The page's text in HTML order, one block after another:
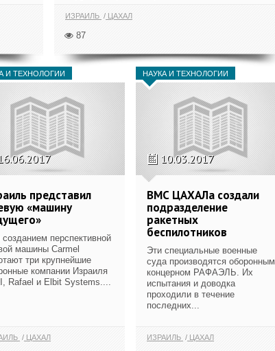
ИЗРАИЛЬ ЦАХАЛ
87
И ТЕХНОЛОГИИ
представил
«машину
перспективной
машины Carmel
три крупнейшие
компании Израиля
Rafael и Elbit Systems....
ЦАХАЛ
НАУКА И ТЕХНОЛОГИИ
10.03.2017
ВМС ЦАХАЛа создали
подразделение
ракетных
беспилотников
Эти специальные военные
суда производятся оборонным
концерном РАФАЭЛЬ. Их
испытания и доводка
проходили в течение
последних...
ИЗРАИЛЬ ЦАХАЛ